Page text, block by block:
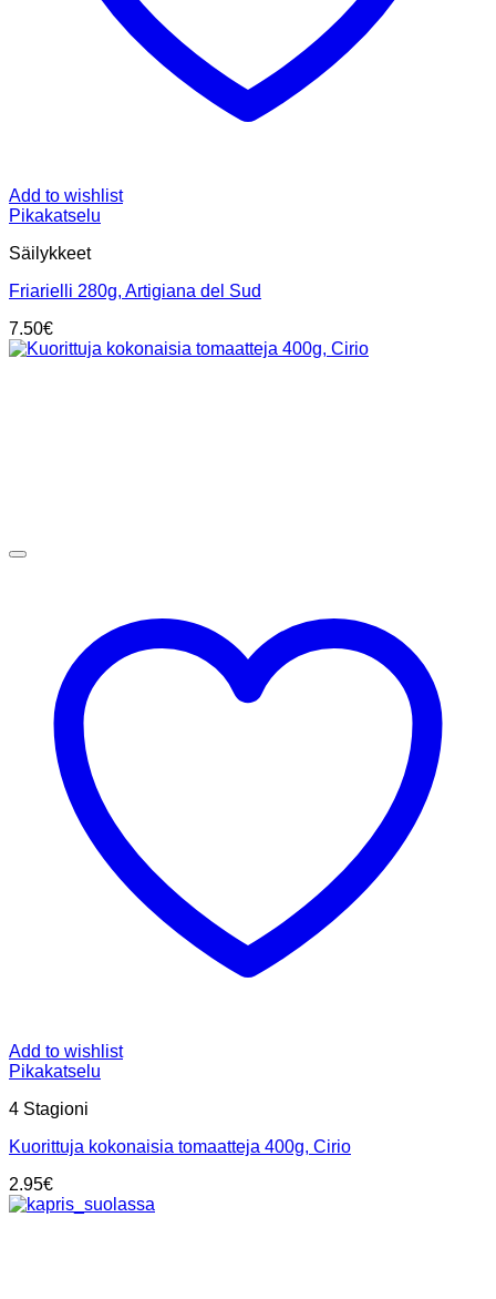
Add to wishlist
Pikakatselu
Säilykkeet
Friarielli 280g, Artigiana del Sud
7.50€
Add to wishlist
Pikakatselu
4 Stagioni
Kuorittuja kokonaisia tomaatteja 400g, Cirio
2.95€